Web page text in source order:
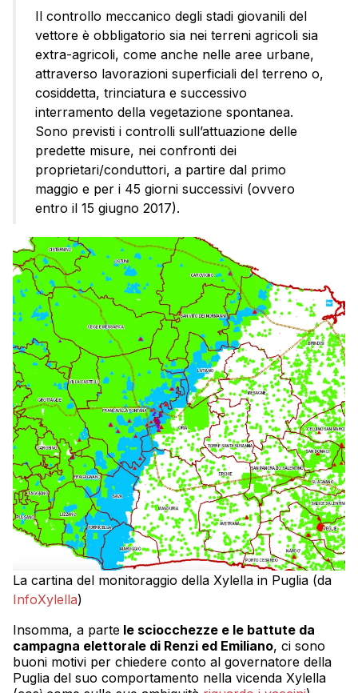
Il controllo meccanico degli stadi giovanili del
vettore è obbligatorio sia nei terreni agricoli sia
extra-agricoli, come anche nelle aree urbane,
attraverso lavorazioni superficiali del terreno o,
cosiddetta, trinciatura e successivo
interramento della vegetazione spontanea.
Sono previsti i controlli sull’attuazione delle
predette misure, nei confronti dei
proprietari/conduttori, a partire dal primo
maggio e per i 45 giorni successivi (ovvero
entro il 15 giugno 2017).
La cartina del monitoraggio della Xylella in Puglia (da
InfoXylella)
Insomma, a parte le sciocchezze e le battute da
campagna elettorale di Renzi ed Emiliano, ci sono
buoni motivi per chiedere conto al governatore della
Puglia del suo comportamento nella vicenda Xylella